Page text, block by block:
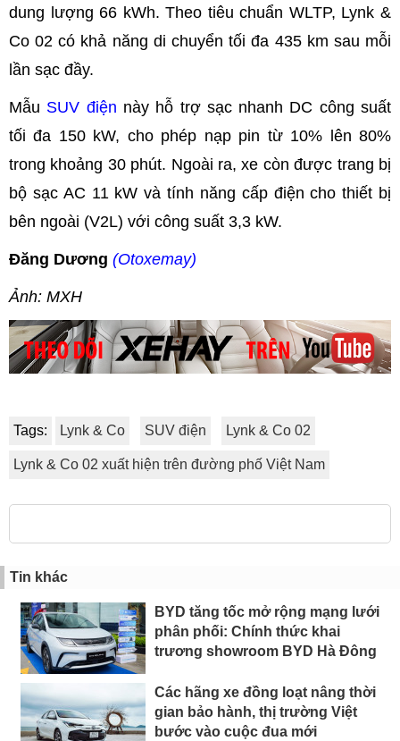
dung lượng 66 kWh. Theo tiêu chuẩn WLTP, Lynk &
Co 02 có khả năng di chuyển tối đa 435 km sau mỗi
lần sạc đầy.
Mẫu SUV điện này hỗ trợ sạc nhanh DC công suất
tối đa 150 kW, cho phép nạp pin từ 10% lên 80%
trong khoảng 30 phút. Ngoài ra, xe còn được trang bị
bộ sạc AC 11 kW và tính năng cấp điện cho thiết bị
bên ngoài (V2L) với công suất 3,3 kW.
Đăng Dương (Otoxemay)
Ảnh: MXH
Tags: Lynk & Co SUV điện Lynk & Co 02
Lynk & Co 02 xuất hiện trên đường phố Việt Nam
Tin khác
BYD tăng tốc mở rộng mạng lưới
phân phối: Chính thức khai
trương showroom BYD Hà Đông
Các hãng xe đồng loạt nâng thời
gian bảo hành, thị trường Việt
bước vào cuộc đua mới